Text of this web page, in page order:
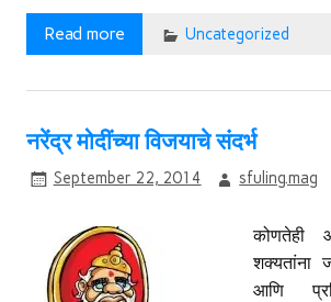
Read more Uncategorized
नरेंद्र मोदींच्या विजयाचे संदर्भ
September 22, 2014 sfuling.mag
कोणतेही
शक्यतांना
आणि